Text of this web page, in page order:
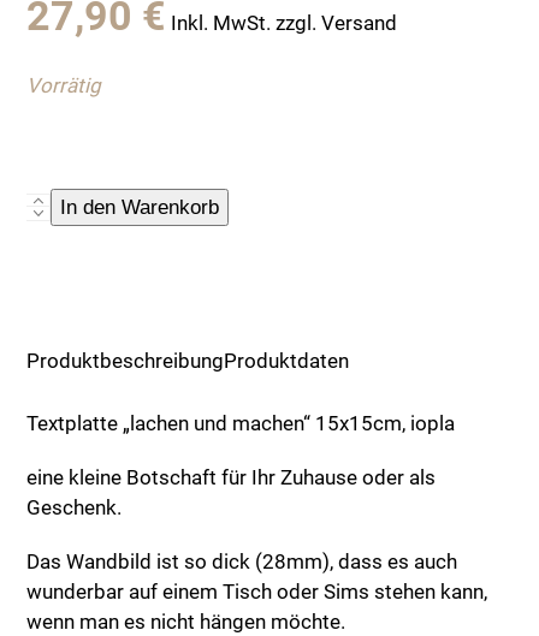
27,90 € Inkl. MwSt. zzgl. Versand
Vorrätig
Textplatte
iopla
In den Warenkorb
ProduktbeschreibungProduktdaten
Textplatte „lachen und machen“ 15x15cm, iopla
eine kleine Botschaft für Ihr Zuhause oder als
Geschenk.
Das Wandbild ist so dick (28mm), dass es auch
wunderbar auf einem Tisch oder Sims stehen kann,
wenn man es nicht hängen möchte.